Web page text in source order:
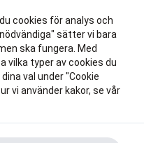
cookies för analys och
sätter vi bara
ska fungera. Med
vilka typer av cookies du
val under "Cookie
vi använder kakor, se vår